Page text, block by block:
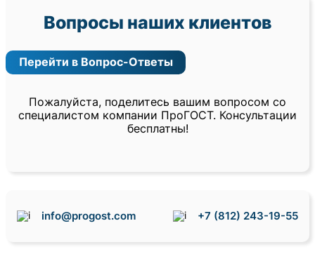
Вопросы наших клиентов
Перейти в Вопрос-Ответы
Пожалуйста, поделитесь вашим вопросом со
специалистом компании ПроГОСТ. Консультации
бесплатны!
info@progost.com +7 (812) 243-19-55